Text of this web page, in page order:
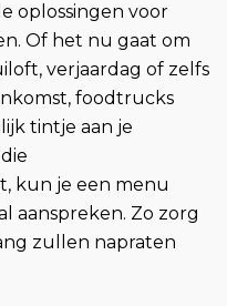
oplossingen voor
Of het nu gaat om
verjaardag of zelfs
foodtrucks
tintje aan je
kun je een menu
aanspreken. Zo zorg
zullen napraten